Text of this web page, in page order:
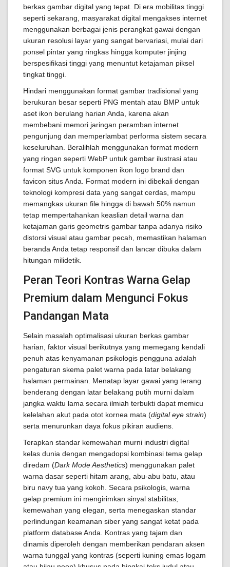
berkas gambar digital yang tepat. Di era mobilitas tinggi
seperti sekarang, masyarakat digital mengakses internet
menggunakan berbagai jenis perangkat gawai dengan
ukuran resolusi layar yang sangat bervariasi, mulai dari
ponsel pintar yang ringkas hingga komputer jinjing
berspesifikasi tinggi yang menuntut ketajaman piksel
tingkat tinggi.
Hindari menggunakan format gambar tradisional yang
berukuran besar seperti PNG mentah atau BMP untuk
aset ikon berulang harian Anda, karena akan
membebani memori jaringan peramban internet
pengunjung dan memperlambat performa sistem secara
keseluruhan. Beralihlah menggunakan format modern
yang ringan seperti WebP untuk gambar ilustrasi atau
format SVG untuk komponen ikon logo brand dan
favicon situs Anda. Format modern ini dibekali dengan
teknologi kompresi data yang sangat cerdas, mampu
memangkas ukuran file hingga di bawah 50% namun
tetap mempertahankan keaslian detail warna dan
ketajaman garis geometris gambar tanpa adanya risiko
distorsi visual atau gambar pecah, memastikan halaman
beranda Anda tetap responsif dan lancar dibuka dalam
hitungan milidetik.
Peran Teori Kontras Warna Gelap
Premium dalam Mengunci Fokus
Pandangan Mata
Selain masalah optimalisasi ukuran berkas gambar
harian, faktor visual berikutnya yang memegang kendali
penuh atas kenyamanan psikologis pengguna adalah
pengaturan skema palet warna pada latar belakang
halaman permainan. Menatap layar gawai yang terang
benderang dengan latar belakang putih murni dalam
jangka waktu lama secara ilmiah terbukti dapat memicu
kelelahan akut pada otot kornea mata (digital eye strain)
serta menurunkan daya fokus pikiran audiens.
Terapkan standar kemewahan murni industri digital
kelas dunia dengan mengadopsi kombinasi tema gelap
diredam (Dark Mode Aesthetics) menggunakan palet
warna dasar seperti hitam arang, abu-abu batu, atau
biru navy tua yang kokoh. Secara psikologis, warna
gelap premium ini mengirimkan sinyal stabilitas,
kemewahan yang elegan, serta menegaskan standar
perlindungan keamanan siber yang sangat ketat pada
platform database Anda. Kontras yang tajam dan
dinamis diperoleh dengan memberikan pendaran aksen
warna tunggal yang kontras (seperti kuning emas logam